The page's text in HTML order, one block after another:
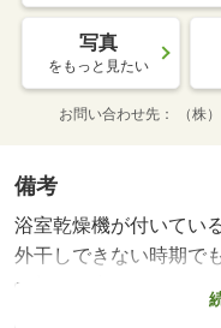
写真
をもっと見たい
お問い合わせ先 （株
備考
浴室乾燥機が付いてい
外干しできない時期で
用部には宅配ボックス
ングで荷物を受け取る